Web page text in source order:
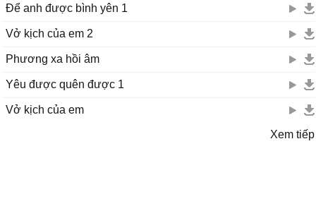
Để anh được bình yên 1
Vở kịch của em 2
Phương xa hồi âm
Yêu được quên được 1
Vở kịch của em
Xem tiếp